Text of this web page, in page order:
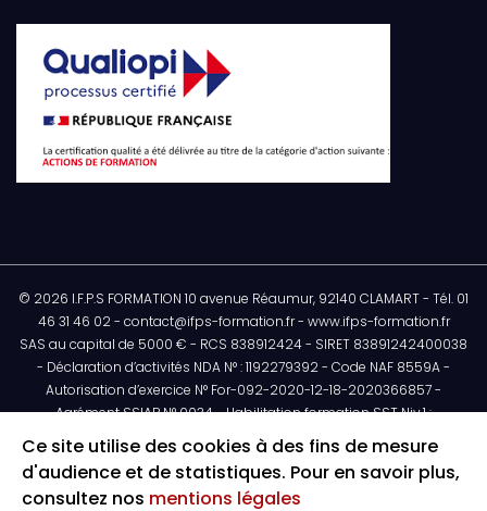
© 2026 I.F.P.S FORMATION 10 avenue Réaumur, 92140 CLAMART - Tél. 01
46 31 46 02 - contact@ifps-formation.fr - www.ifps-formation.fr
SAS au capital de 5000 € - RCS 838912424 - SIRET 83891242400038
- Déclaration d’activités NDA N° : 1192279392 - Code NAF 8559A -
Autorisation d’exercice N° For-092-2020-12-18-2020366857 -
Agrément SSIAP N° 0034 - Habilitation formation SST Niv.1 :
H32095/2018/SST-1/02/12 - Habilitation de formateur Niv.2 N° :
1494253/2021/SST-02/02/12 - Art. L612-14 : L’autorisation
administrative préalable ne confère aucun caractère officiel à
l’entreprise ou aux personnes qui en bénéficient. Elle n’engage en
Ce site utilise des cookies à des fins de mesure
d'audience et de statistiques. Pour en savoir plus,
consultez nos mentions légales